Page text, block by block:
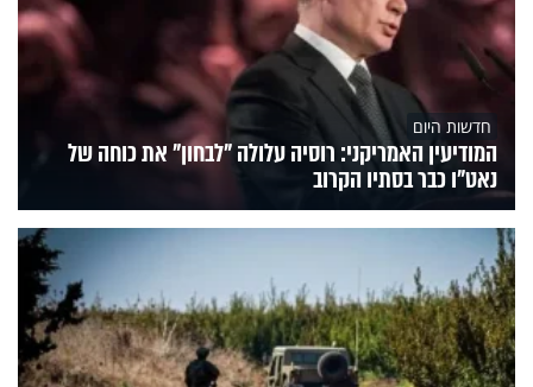
חדשות היום
המודיעין האמריקני: רוסיה עלולה "לבחון" את כוחה של
נאט"ו כבר בסתיו הקרוב